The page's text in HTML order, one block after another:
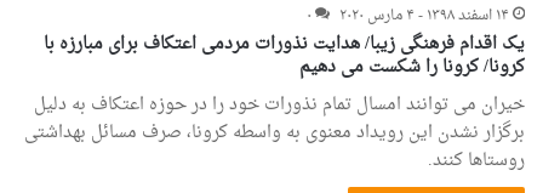
۱۴ اسفند ۱۳۹۸ - ۴ مارس ۲۰۲۰
۰
یک اقدام فرهنگی زیبا/ هدایت نذورات مردمی اعتکاف برای مبارزه با
کرونا/ کرونا را شکست می دهیم
خیران می توانند امسال تمام نذورات خود را در حوزه اعتکاف به دلیل
برگزار نشدن این رویداد معنوی به واسطه کرونا، صرف مسائل بهداشتی
روستاها کنند.